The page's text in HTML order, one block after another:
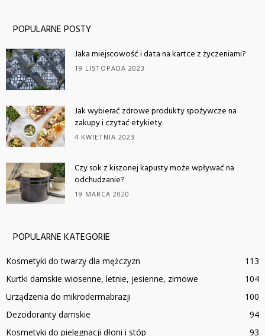
POPULARNE POSTY
Jaka miejscowość i data na kartce z życzeniami?
19 LISTOPADA 2023
Jak wybierać zdrowe produkty spożywcze na
zakupy i czytać etykiety.
4 KWIETNIA 2023
Czy sok z kiszonej kapusty może wpływać na
odchudzanie?
19 MARCA 2020
POPULARNE KATEGORIE
Kosmetyki do twarzy dla mężczyzn
113
Kurtki damskie wiosenne, letnie, jesienne, zimowe
104
Urządzenia do mikrodermabrazji
100
Dezodoranty damskie
94
Kosmetyki do pielęgnacji dłoni i stóp
93